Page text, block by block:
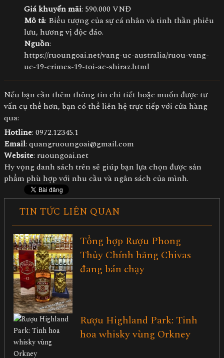
Giá khuyến mãi: 590.000 VNĐ
Mô tả: Biểu tượng của sự cá nhân và tinh thần phiêu
lưu, hương vị độc đáo.
Nguồn:
https://ruoungoai.net/vang-uc-australia/ruou-vang-
uc-19-crimes-19-toi-ac-shiraz.html
Nếu bạn cần thêm thông tin chi tiết hoặc muốn được tư
vấn cụ thể hơn, bạn có thể liên hệ trực tiếp với cửa hàng
qua:
Hotline: 0972.12345.1
Email: quangruoungoai@gmail.com
Website: ruoungoai.net
Hy vọng danh sách trên sẽ giúp bạn lựa chọn được sản
phẩm phù hợp với nhu cầu và ngân sách của mình.
TIN TỨC LIÊN QUAN
Tổng hợp Rượu Phong
Thủy Chính hãng Chivas
đang bán chạy
Rượu Highland Park: Tinh
hoa whisky vùng Orkney